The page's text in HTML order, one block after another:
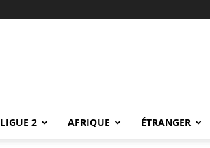
LIGUE 2 AFRIQUE ÉTRANGER